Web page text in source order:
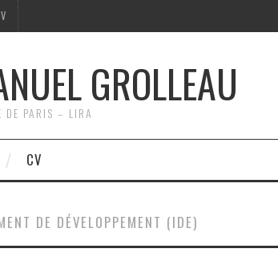
GROLLEAU
DE PARIS – LIRA
CV
DE DÉVELOPPEMENT (IDE)